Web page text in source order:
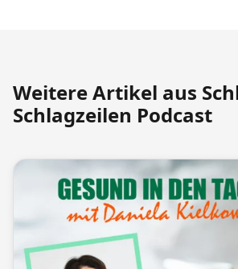
Weitere Artikel aus
Schlagzeilen Podcast